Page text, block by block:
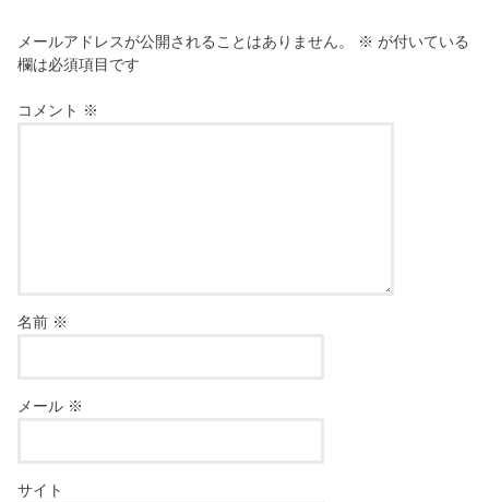
メールアドレスが公開されることはありません。 ※ が付いている
欄は必須項目です
コメント ※
名前 ※
メール ※
サイト